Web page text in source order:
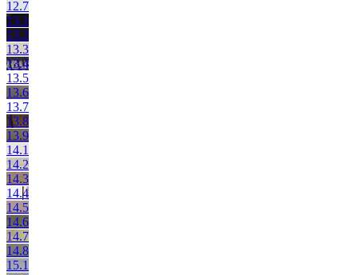
12.7
13.1
13.2
13.3
13.4
13.5
13.6
13.7
13.8
13.9
14.1
14.2
14.3
14.4
14.5
14.6
14.7
14.8
15.1